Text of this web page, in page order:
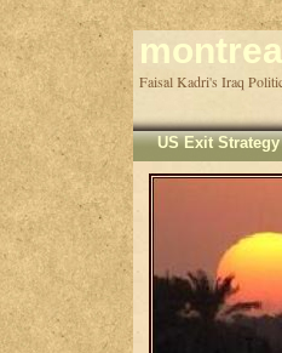
US Exit Strategy